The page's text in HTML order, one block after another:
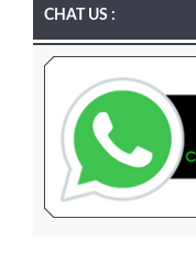
CHAT US :